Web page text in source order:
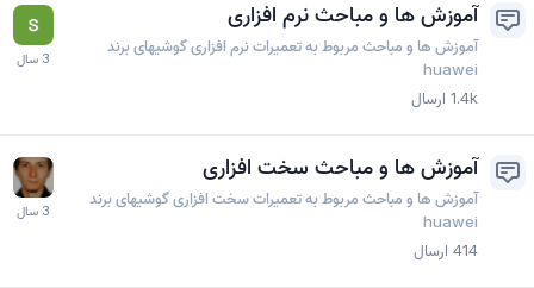
آموزش ها و مباحث نرم افزاری
آموزش ها و مباحث مربوط به تعمیرات نرم افزاری گوشیهای برند
huawei
1.4k ارسال
آموزش ها و مباحث سخت افزاری
آموزش ها و مباحث مربوط به تعمیرات سخت افزاری گوشیهای برند
huawei
414 ارسال